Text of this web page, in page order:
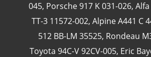
045, Porsche 917 K 031-026,
TT-3 11572-002, Alpine A441 C
512 BB-LM 35525, Rondeau
Toyota 94C-V 92CV-005, Eric